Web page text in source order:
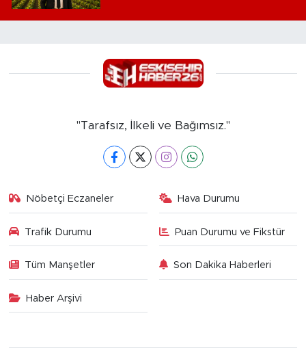
"Tarafsız, İlkeli ve Bağımsız."
Nöbetçi Eczaneler Hava Durumu
Trafik Durumu Puan Durumu ve Fikstür
Tüm Manşetler Son Dakika Haberleri
Haber Arşivi